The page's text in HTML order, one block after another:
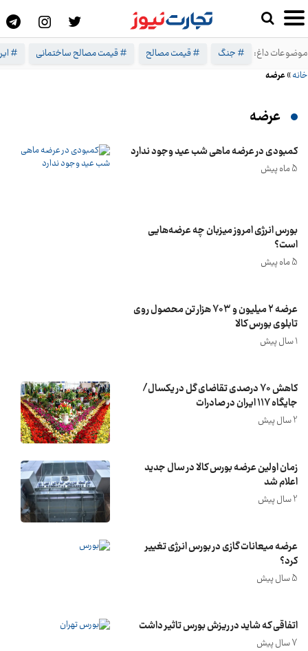
موضوعات داغ: # جنگ # قیمت مصالح # قیمت مصالح ساختمانی #
خانه»عرضه
عرضه
کمبودی در عرضه ماهی شب عید وجود ندارد
5 ماه پیش
بورس انرژی امروز میزبان چه عرضه‌هایی
است؟
5 ماه پیش
عرضه ۲ میلیون و ۷۰۳ هزار تن محصول روی
تابلوی بورس کالا
1 سال پیش
کاهش ۷۰ درصدی تقاضای گل در یکسال/
جایگاه ۱۱۷ ایران در صادرات
2 سال پیش
زمان اولین عرضه بورس کالا در سال جدید
اعلام شد
2 سال پیش
عرضه میعانات گازی در بورس انرژی تغییر
کرد؟
5 سال پیش
اتفاقی که شاید در ریزش بورس تاثیر داشت
7 سال پیش